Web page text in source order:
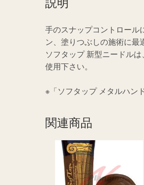
手のスナップコントロール
ン、塗りつぶしの施術に最
ソフタップ 新型ニードル
使用下さい。
※「ソフタップ メタルハン
関連商品